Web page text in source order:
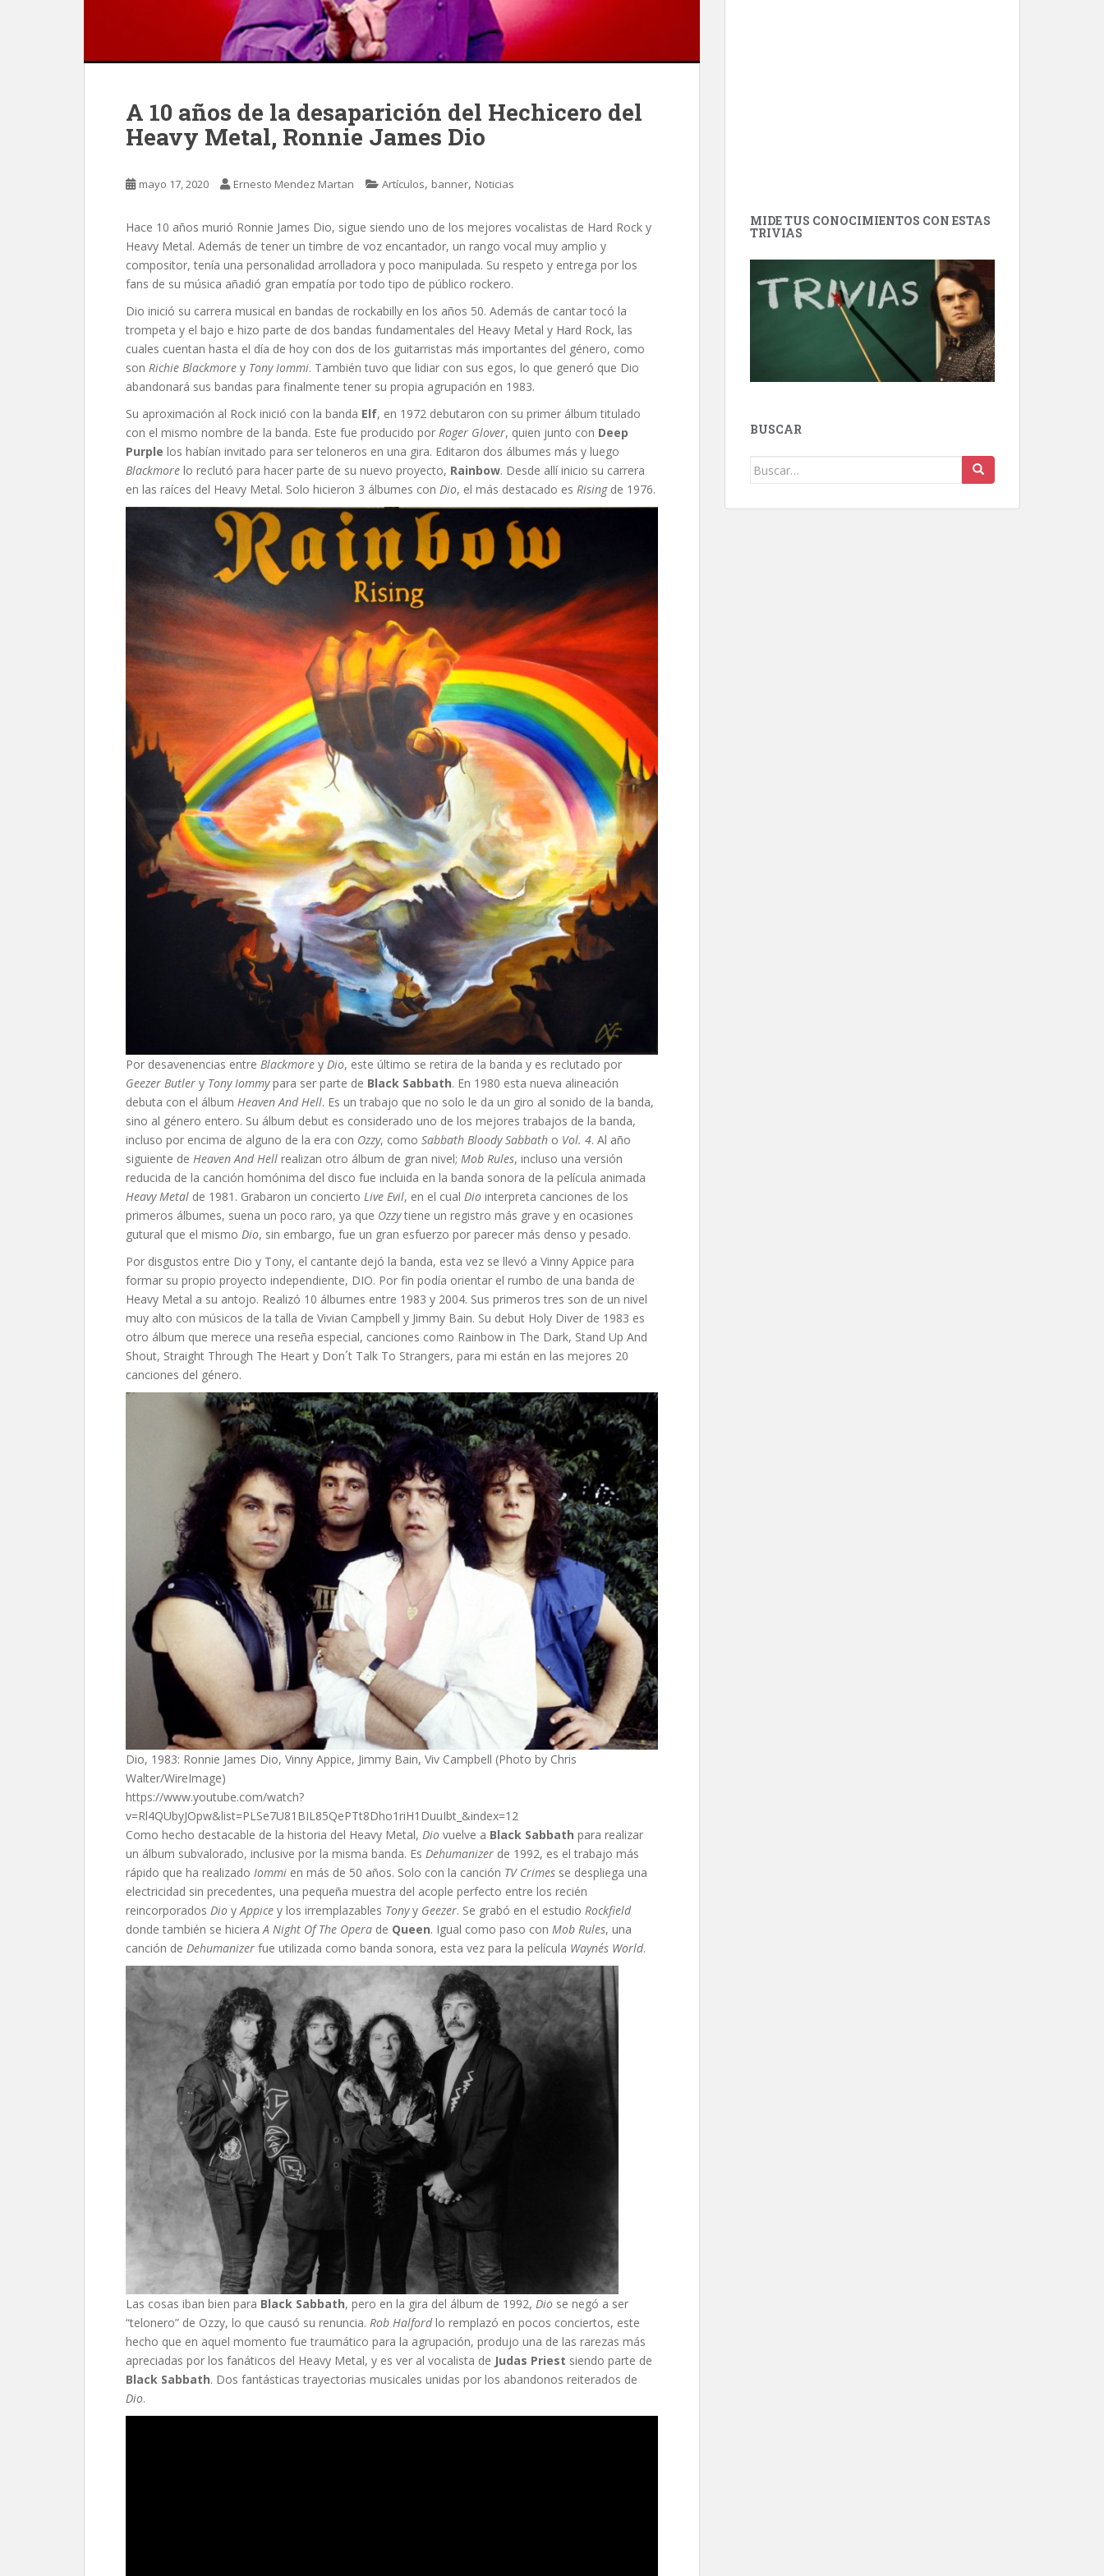
A 10 años de la desaparición del Hechicero del
Heavy Metal, Ronnie James Dio
mayo 17, 2020 Ernesto Mendez Martan Artículos, banner, Noticias
Hace 10 años murió Ronnie James Dio, sigue siendo uno de los mejores vocalistas de Hard Rock y
Heavy Metal. Además de tener un timbre de voz encantador, un rango vocal muy amplio y
compositor, tenía una personalidad arrolladora y poco manipulada. Su respeto y entrega por los
fans de su música añadió gran empatía por todo tipo de público rockero.
Dio inició su carrera musical en bandas de rockabilly en los años 50. Además de cantar tocó la
trompeta y el bajo e hizo parte de dos bandas fundamentales del Heavy Metal y Hard Rock, las
cuales cuentan hasta el día de hoy con dos de los guitarristas más importantes del género, como
son Richie Blackmore y Tony Iommi. También tuvo que lidiar con sus egos, lo que generó que Dio
abandonará sus bandas para finalmente tener su propia agrupación en 1983.
Su aproximación al Rock inició con la banda Elf, en 1972 debutaron con su primer álbum titulado
con el mismo nombre de la banda. Este fue producido por Roger Glover, quien junto con Deep
Purple los habían invitado para ser teloneros en una gira. Editaron dos álbumes más y luego
Blackmore lo reclutó para hacer parte de su nuevo proyecto, Rainbow. Desde allí inicio su carrera
en las raíces del Heavy Metal. Solo hicieron 3 álbumes con Dio, el más destacado es Risingde 1976.
Por desavenencias entre Blackmore y Dio, este último se retira de la banda y es reclutado por
Geezer Butler y Tony Iommypara ser parte de Black Sabbath. En 1980 esta nueva alineación
debuta con el álbum Heaven And Hell. Es un trabajo que no solo le da un giro al sonido de la banda,
sino al género entero. Su álbum debut es considerado uno de los mejores trabajos de la banda,
incluso por encima de alguno de la era con Ozzy, como Sabbath Bloody Sabbath o Vol. 4. Al año
siguiente de Heaven And Hell realizan otro álbum de gran nivel; Mob Rules, incluso una versión
reducida de la canción homónima del disco fue incluida en la banda sonora de la película animada
Heavy Metal de 1981. Grabaron un concierto Live Evil, en el cual Dio interpreta canciones de los
primeros álbumes, suena un poco raro, ya que Ozzytiene un registro más grave y en ocasiones
gutural que el mismo Dio, sin embargo, fue un gran esfuerzo por parecer más denso y pesado.
Por disgustos entre Dio y Tony, el cantante dejó la banda, esta vez se llevó a Vinny Appice para
formar su propio proyecto independiente, DIO. Por fin podía orientar el rumbo de una banda de
Heavy Metal a su antojo. Realizó 10 álbumes entre 1983 y 2004. Sus primeros tres son de un nivel
muy alto con músicos de la talla de Vivian Campbell y Jimmy Bain. Su debut Holy Diver de 1983 es
otro álbum que merece una reseña especial, canciones como Rainbow in The Dark, Stand Up And
Shout, Straight Through The Heart y Don´t Talk To Strangers, para mi están en las mejores 20
canciones del género.
Dio, 1983: Ronnie James Dio, Vinny Appice, Jimmy Bain, Viv Campbell (Photo by Chris
Walter/WireImage)
https://www.youtube.com/watch?
v=Rl4QUbyJOpw&list=PLSe7U81BIL85QePTt8Dho1riH1DuuIbt_&index=12
Como hecho destacable de la historia del Heavy Metal, Dio vuelve a Black Sabbath para realizar
un álbum subvalorado, inclusive por la misma banda. Es Dehumanizer de 1992, es el trabajo más
rápido que ha realizado Iommi en más de 50 años. Solo con la canción TV Crimes se despliega una
electricidad sin precedentes, una pequeña muestra del acople perfecto entre los recién
reincorporados Dio y Appice y los irremplazables Tonyy Geezer. Se grabó en el estudio Rockfield
donde también se hiciera A Night Of The Opera de Queen. Igual como paso con Mob Rules, una
canción de Dehumanizer fue utilizada como banda sonora, esta vez para la película Wayne´s World.
Las cosas iban bien para Black Sabbath, pero en la gira del álbum de 1992, Dio se negó a ser
“telonero” de Ozzy, lo que causó su renuncia. Rob Halfordlo remplazó en pocos conciertos, este
hecho que en aquel momento fue traumático para la agrupación, produjo una de las rarezas más
apreciadas por los fanáticos del Heavy Metal, y es ver al vocalista de Judas Priest siendo parte de
Black Sabbath. Dos fantásticas trayectorias musicales unidas por los abandonos reiterados de
Dio.
MIDE TUS CONOCIMIENTOS CON ESTAS
TRIVIAS
BUSCAR
Buscar: